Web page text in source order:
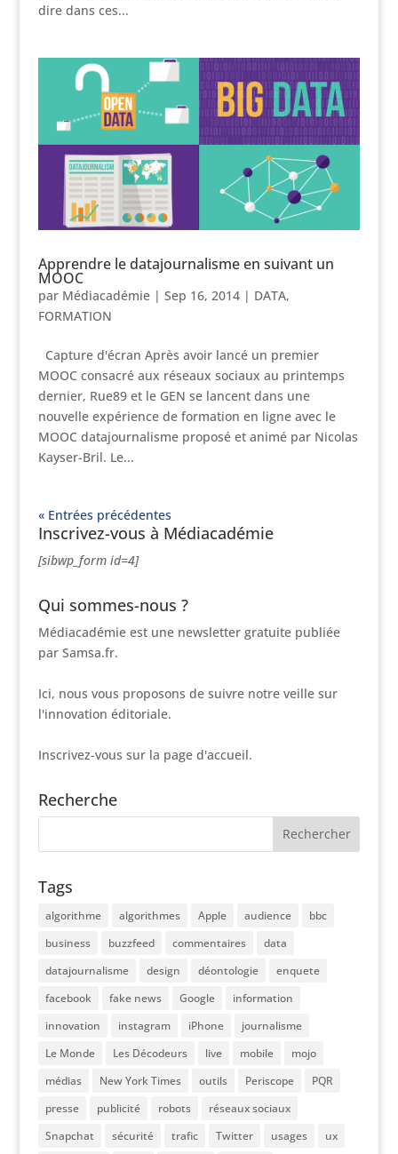
dire dans ces...
Apprendre le datajournalisme en suivant un
MOOC
par Médiacadémie| Sep 16, 2014| DATA,
FORMATION
Capture d'écran Après avoir lancé un premier
MOOC consacré aux réseaux sociaux au printemps
dernier, Rue89 et le GEN se lancent dans une
nouvelle expérience de formation en ligne avec le
MOOC datajournalisme proposé et animé par Nicolas
Kayser-Bril. Le...
« Entrées précédentes
Inscrivez-vous à Médiacadémie
[sibwp_form id=4]
Qui sommes-nous ?
Médiacadémie est une newsletter gratuite publiée
par Samsa.fr.
Ici, nous vous proposons de suivre notre veille sur
l'innovation éditoriale.
Inscrivez-vous sur la page d'accueil.
Recherche
Tags
algorithme algorithmes Apple audience
bbc
business
buzzfeed commentaires
data
datajournalisme
design déontologie
enquete
facebook
fake news Google
information
innovation
instagram iPhone
journalisme
Le Monde
Les Décodeurs live mobile
mojo
médias
New York Times outils Periscope
PQR
presse
publicité robots
réseaux sociaux
Snapchat
sécurité trafic Twitter usages
ux